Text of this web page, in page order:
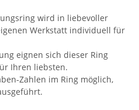
wird in liebevoller
Werkstatt individuell für
eignen sich dieser Ring
Ihren liebsten.
Zahlen im Ring möglich,